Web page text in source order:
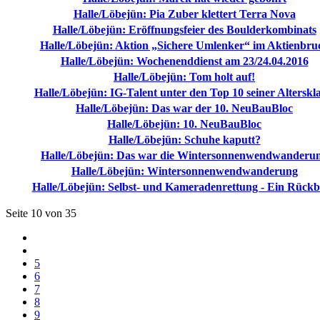
Halle/Löbejün: Pia Zuber klettert Terra Nova
Halle/Löbejün: Eröffnungsfeier des Boulderkombinats
Halle/Löbejün: Aktion „Sichere Umlenker“ im
Halle/Löbejün: Wochenenddienst am 23/24.04.2016
Halle/Löbejün: Tom holt auf!
Halle/Löbejün: IG-Talent unter den Top 10 seiner
Halle/Löbejün: Das war der 10. NeuBauBloc
Halle/Löbejün: 10. NeuBauBloc
Halle/Löbejün: Schuhe kaputt?
Halle/Löbejün: Das war die
Halle/Löbejün: Wintersonnenwendwanderung
Halle/Löbejün: Selbst- und Kameradenrettung - Ein
Seite 10 von 35
5
6
7
8
9